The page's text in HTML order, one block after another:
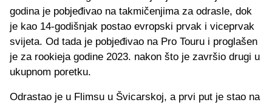
godina je pobjeđivao na takmičenjima za odrasle, dok
je kao 14-godišnjak postao evropski prvak i viceprvak
svijeta. Od tada je pobjeđivao na Pro Touru i proglašen
je za rookieja godine 2023. nakon što je završio drugi u
ukupnom poretku.
Odrastao je u Flimsu u Švicarskoj, a prvi put je stao na